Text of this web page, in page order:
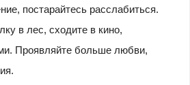
постарайтесь расслабиться.
в лес, сходите в кино,
Проявляйте больше любви,